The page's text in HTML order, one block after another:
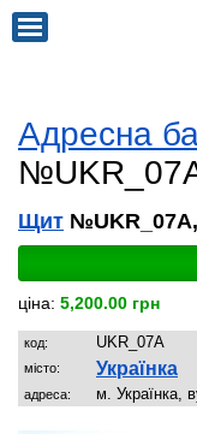
Адресна
Щит
ціна: 5,200.00 грн
код: UKR_07A
місто: Українка
адреса: м. Українка,